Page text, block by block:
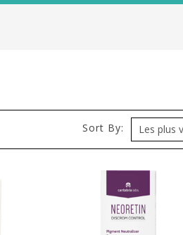
Sort By: